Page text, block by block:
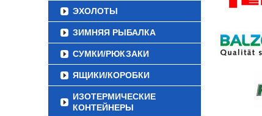
ЭХОЛОТЫ
ЗИМНЯЯ РЫБАЛКА
СУМКИ/РЮКЗАКИ
ЯЩИКИ/КОРОБКИ
ИЗОТЕРМИЧЕСКИЕ
КОНТЕЙНЕРЫ